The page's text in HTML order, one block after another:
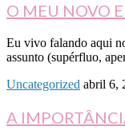
O MEU NOVO
Eu vivo falando aqui
assunto (supérfluo,
Uncategorized abril 6,
A